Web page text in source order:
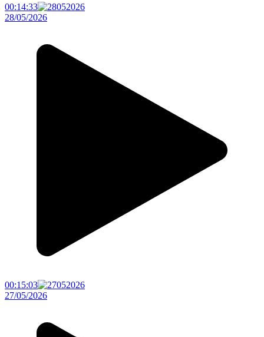
00:14:33
28/05/2026
00:15:03
27/05/2026